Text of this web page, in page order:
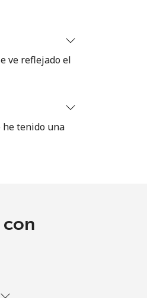
ve reflejado el
he tenido una
con